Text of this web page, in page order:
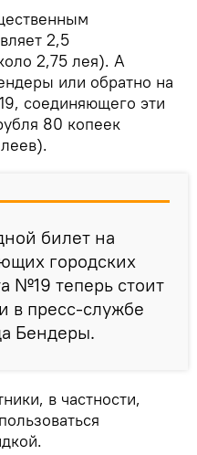
2,5
2,75 лея). А
или обратно на
соединяющего эти
80 копеек
билет на
городских
№19 теперь стоит
в пресс-службе
Бендеры.
в частности,